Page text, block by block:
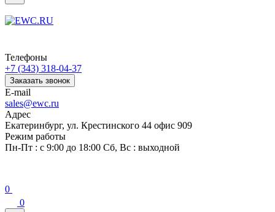
Телефоны
+7 (343) 318-04-37
Заказать звонок
E-mail
sales@ewc.ru
Адрес
Екатеринбург, ул. Крестинского 44 офис 909
Режим работы
Пн-Пт : с 9:00 до 18:00 Сб, Вс : выходной
0
0